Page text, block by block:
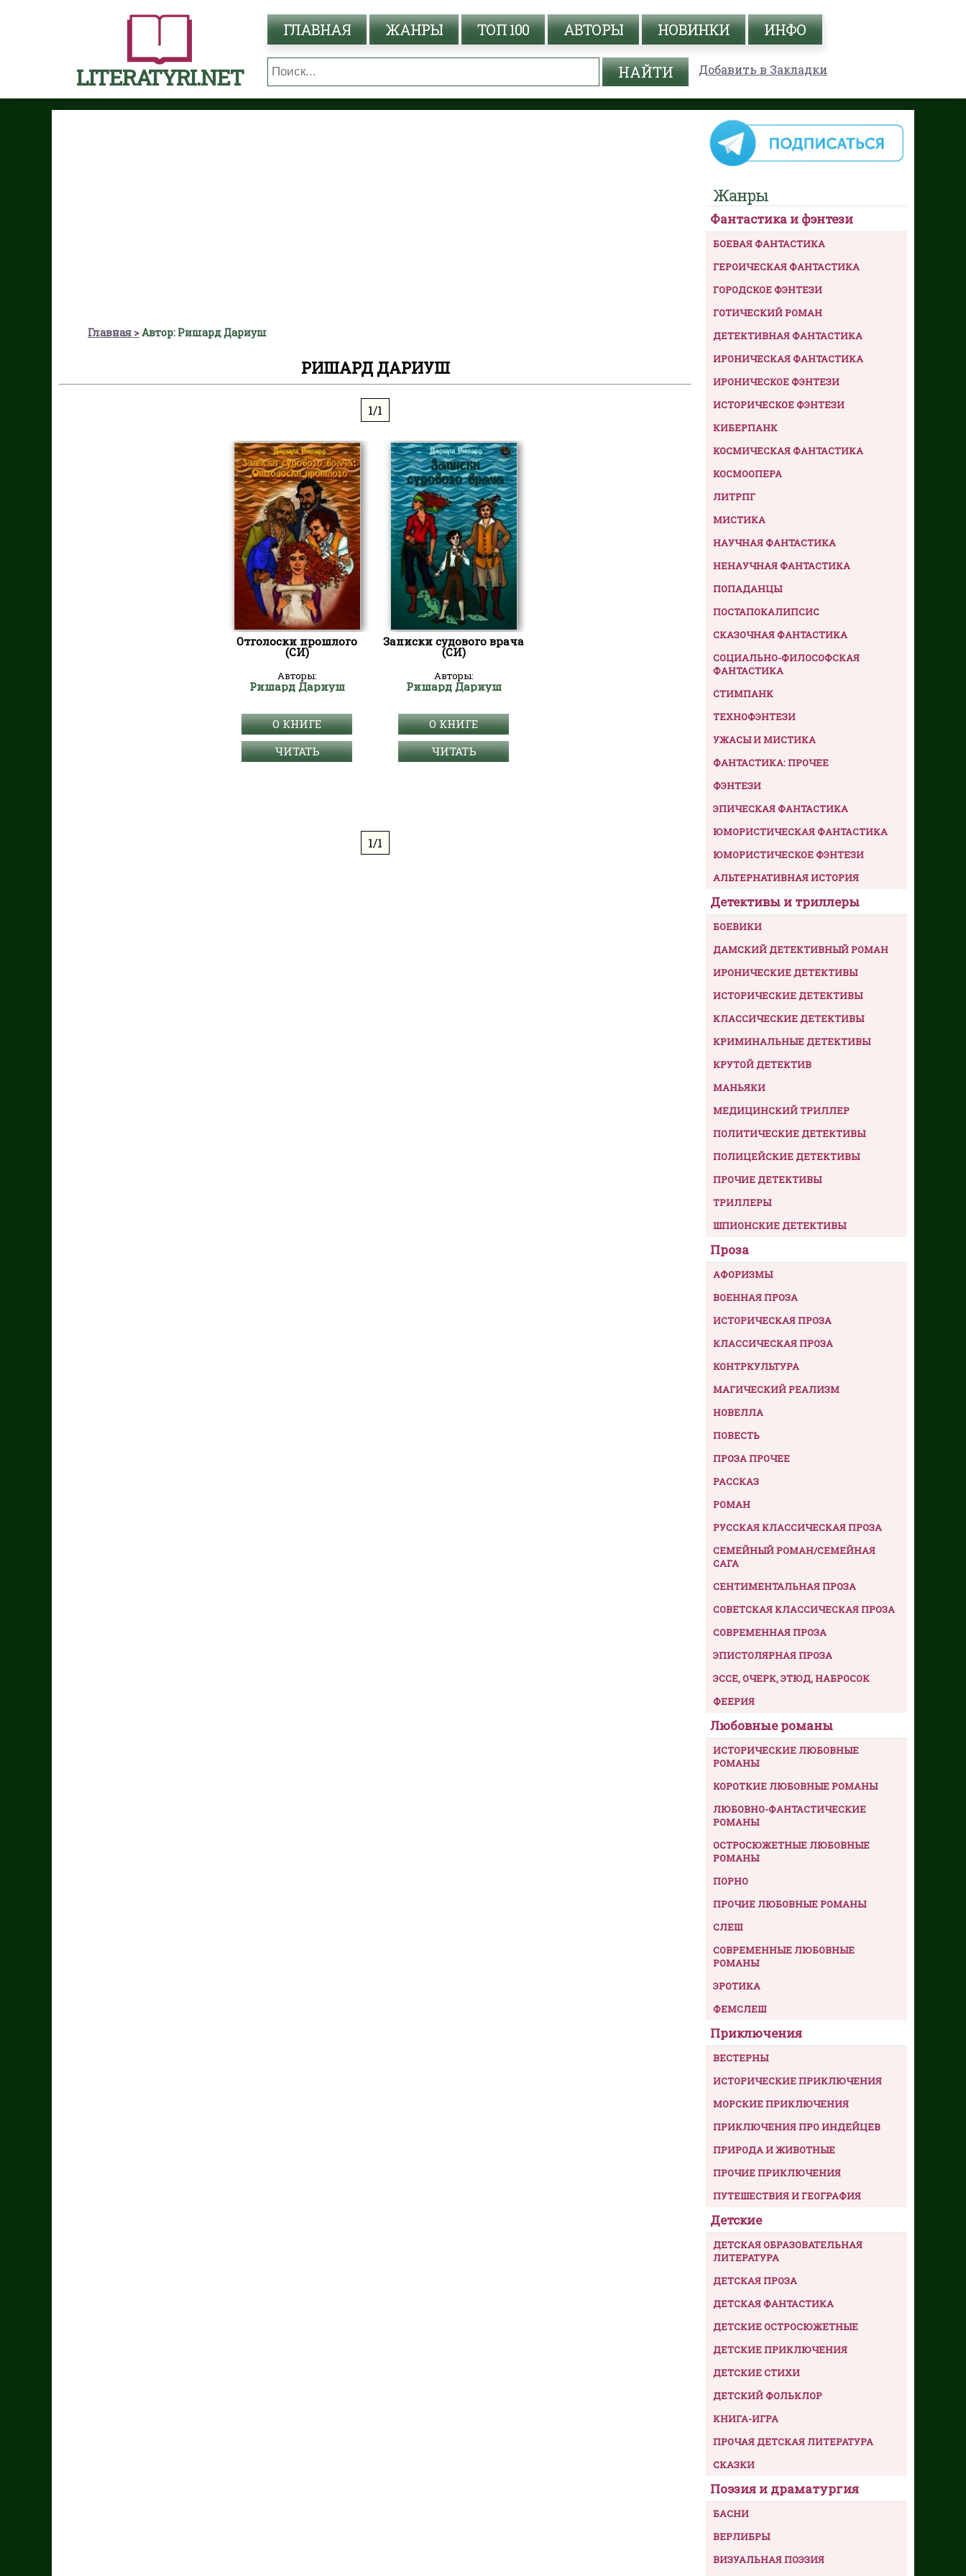
LITERATYRI.NET
ГЛАВНАЯ ЖАНРЫ ТОП 100 АВТОРЫ НОВИНКИ ИНФО
Добавить в Закладки
Главная Автор: Ришард Дариуш
РИШАРД ДАРИУШ
1/1
Отголоски прошлого
(СИ)
Авторы:
Ришард Дариуш
О КНИГЕ
ЧИТАТЬ
Записки судового врача
(СИ)
Авторы:
Ришард Дариуш
О КНИГЕ
ЧИТАТЬ
1/1
Жанры
Фантастика и фэнтези
БОЕВАЯ ФАНТАСТИКА
ГЕРОИЧЕСКАЯ ФАНТАСТИКА
ГОРОДСКОЕ ФЭНТЕЗИ
ГОТИЧЕСКИЙ РОМАН
ДЕТЕКТИВНАЯ ФАНТАСТИКА
ИРОНИЧЕСКАЯ ФАНТАСТИКА
ИРОНИЧЕСКОЕ ФЭНТЕЗИ
ИСТОРИЧЕСКОЕ ФЭНТЕЗИ
КИБЕРПАНК
КОСМИЧЕСКАЯ ФАНТАСТИКА
КОСМООПЕРА
ЛИТРПГ
МИСТИКА
НАУЧНАЯ ФАНТАСТИКА
НЕНАУЧНАЯ ФАНТАСТИКА
ПОПАДАНЦЫ
ПОСТАПОКАЛИПСИС
СКАЗОЧНАЯ ФАНТАСТИКА
СОЦИАЛЬНО-ФИЛОСОФСКАЯ
ФАНТАСТИКА
СТИМПАНК
ТЕХНОФЭНТЕЗИ
УЖАСЫ И МИСТИКА
ФАНТАСТИКА: ПРОЧЕЕ
ФЭНТЕЗИ
ЭПИЧЕСКАЯ ФАНТАСТИКА
ЮМОРИСТИЧЕСКАЯ ФАНТАСТИКА
ЮМОРИСТИЧЕСКОЕ ФЭНТЕЗИ
АЛЬТЕРНАТИВНАЯ ИСТОРИЯ
Детективы и триллеры
БОЕВИКИ
ДАМСКИЙ ДЕТЕКТИВНЫЙ РОМАН
ИРОНИЧЕСКИЕ ДЕТЕКТИВЫ
ИСТОРИЧЕСКИЕ ДЕТЕКТИВЫ
КЛАССИЧЕСКИЕ ДЕТЕКТИВЫ
КРИМИНАЛЬНЫЕ ДЕТЕКТИВЫ
КРУТОЙ ДЕТЕКТИВ
МАНЬЯКИ
МЕДИЦИНСКИЙ ТРИЛЛЕР
ПОЛИТИЧЕСКИЕ ДЕТЕКТИВЫ
ПОЛИЦЕЙСКИЕ ДЕТЕКТИВЫ
ПРОЧИЕ ДЕТЕКТИВЫ
ТРИЛЛЕРЫ
ШПИОНСКИЕ ДЕТЕКТИВЫ
Проза
АФОРИЗМЫ
ВОЕННАЯ ПРОЗА
ИСТОРИЧЕСКАЯ ПРОЗА
КЛАССИЧЕСКАЯ ПРОЗА
КОНТРКУЛЬТУРА
МАГИЧЕСКИЙ РЕАЛИЗМ
НОВЕЛЛА
ПОВЕСТЬ
ПРОЗА ПРОЧЕЕ
РАССКАЗ
РОМАН
РУССКАЯ КЛАССИЧЕСКАЯ ПРОЗА
СЕМЕЙНЫЙ РОМАН/СЕМЕЙНАЯ
САГА
СЕНТИМЕНТАЛЬНАЯ ПРОЗА
СОВЕТСКАЯ КЛАССИЧЕСКАЯ ПРОЗА
СОВРЕМЕННАЯ ПРОЗА
ЭПИСТОЛЯРНАЯ ПРОЗА
ЭССЕ, ОЧЕРК, ЭТЮД, НАБРОСОК
ФЕЕРИЯ
Любовные романы
ИСТОРИЧЕСКИЕ ЛЮБОВНЫЕ
РОМАНЫ
КОРОТКИЕ ЛЮБОВНЫЕ РОМАНЫ
ЛЮБОВНО-ФАНТАСТИЧЕСКИЕ
РОМАНЫ
ОСТРОСЮЖЕТНЫЕ ЛЮБОВНЫЕ
РОМАНЫ
ПОРНО
ПРОЧИЕ ЛЮБОВНЫЕ РОМАНЫ
СЛЕШ
СОВРЕМЕННЫЕ ЛЮБОВНЫЕ
РОМАНЫ
ЭРОТИКА
ФЕМСЛЕШ
Приключения
ВЕСТЕРНЫ
ИСТОРИЧЕСКИЕ ПРИКЛЮЧЕНИЯ
МОРСКИЕ ПРИКЛЮЧЕНИЯ
ПРИКЛЮЧЕНИЯ ПРО ИНДЕЙЦЕВ
ПРИРОДА И ЖИВОТНЫЕ
ПРОЧИЕ ПРИКЛЮЧЕНИЯ
ПУТЕШЕСТВИЯ И ГЕОГРАФИЯ
Детские
ДЕТСКАЯ ОБРАЗОВАТЕЛЬНАЯ
ЛИТЕРАТУРА
ДЕТСКАЯ ПРОЗА
ДЕТСКАЯ ФАНТАСТИКА
ДЕТСКИЕ ОСТРОСЮЖЕТНЫЕ
ДЕТСКИЕ ПРИКЛЮЧЕНИЯ
ДЕТСКИЕ СТИХИ
ДЕТСКИЙ ФОЛЬКЛОР
КНИГА-ИГРА
ПРОЧАЯ ДЕТСКАЯ ЛИТЕРАТУРА
СКАЗКИ
Поэзия и драматургия
БАСНИ
ВЕРЛИБРЫ
ВИЗУАЛЬНАЯ ПОЭЗИЯ